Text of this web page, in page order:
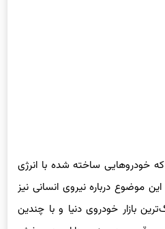
موضوع درباره نیروی انسانی نیز
بازار خودروی دنیا و با چندین
برقی و همچنین دارا بودن بخش